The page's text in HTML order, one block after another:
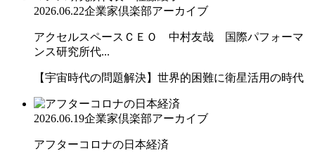
2026.06.22企業家倶楽部アーカイブ
アクセルスペースＣＥＯ 中村友哉 国際パフォーマ
ンス研究所代...
【宇宙時代の問題解決】世界的困難に衛星活用の時代
2026.06.19企業家倶楽部アーカイブ
アフターコロナの日本経済